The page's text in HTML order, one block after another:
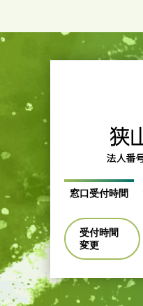
窓口受付時間
受付時間
変更